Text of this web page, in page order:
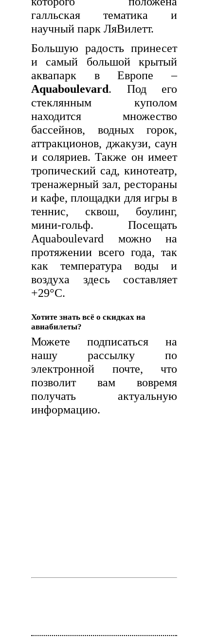
галльская тематика и
научный парк ЛяВилетт.
Большую радость принесет
и самый большой крытый
аквапарк в Европе –
Aquaboulevard. Под его
стеклянным куполом
находится множество
бассейнов, водных горок,
аттракционов, джакузи, саун
и соляриев. Также он имеет
тропический сад, кинотеатр,
тренажерный зал, рестораны
и кафе, площадки для игры в
теннис, сквош, боулинг,
мини-гольф. Посещать
Aquaboulevard можно на
протяжении всего года, так
как температура воды и
воздуха здесь составляет
+29°С.
Хотите знать всё о скидках на
авиабилеты?
Можете подписаться на
нашу рассылку по
электронной почте, что
позволит вам вовремя
получать актуальную
информацию.